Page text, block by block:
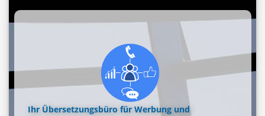
Ihr Übersetzungsbüro für Werbung und